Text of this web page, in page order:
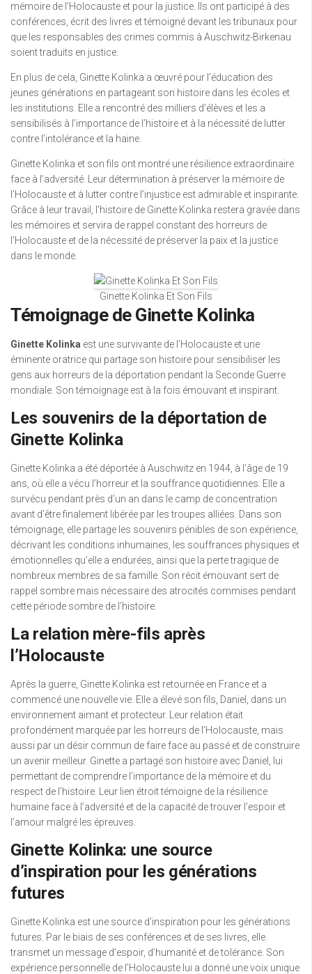
mémoire de l’Holocauste et pour la justice. Ils ont participé à des
conférences, écrit des livres et témoigné devant les tribunaux pour
que les responsables des crimes commis à Auschwitz-Birkenau
soient traduits en justice.
En plus de cela, Ginette Kolinka a œuvré pour l’éducation des
jeunes générations en partageant son histoire dans les écoles et
les institutions. Elle a rencontré des milliers d’élèves et les a
sensibilisés à l’importance de l’histoire et à la nécessité de lutter
contre l’intolérance et la haine.
Ginette Kolinka et son fils ont montré une résilience extraordinaire
face à l’adversité. Leur détermination à préserver la mémoire de
l’Holocauste et à lutter contre l’injustice est admirable et inspirante.
Grâce à leur travail, l’histoire de Ginette Kolinka restera gravée dans
les mémoires et servira de rappel constant des horreurs de
l’Holocauste et de la nécessité de préserver la paix et la justice
dans le monde.
Ginette Kolinka Et Son Fils
Témoignage de Ginette Kolinka
Ginette Kolinka est une survivante de l’Holocauste et une
éminente oratrice qui partage son histoire pour sensibiliser les
gens aux horreurs de la déportation pendant la Seconde Guerre
mondiale. Son témoignage est à la fois émouvant et inspirant.
Les souvenirs de la déportation de
Ginette Kolinka
Ginette Kolinka a été déportée à Auschwitz en 1944, à l’âge de 19
ans, où elle a vécu l’horreur et la souffrance quotidiennes. Elle a
survécu pendant près d’un an dans le camp de concentration
avant d’être finalement libérée par les troupes alliées. Dans son
témoignage, elle partage les souvenirs pénibles de son expérience,
décrivant les conditions inhumaines, les souffrances physiques et
émotionnelles qu’elle a endurées, ainsi que la perte tragique de
nombreux membres de sa famille. Son récit émouvant sert de
rappel sombre mais nécessaire des atrocités commises pendant
cette période sombre de l’histoire.
La relation mère-fils après
l’Holocauste
Après la guerre, Ginette Kolinka est retournée en France et a
commencé une nouvelle vie. Elle a élevé son fils, Daniel, dans un
environnement aimant et protecteur. Leur relation était
profondément marquée par les horreurs de l’Holocauste, mais
aussi par un désir commun de faire face au passé et de construire
un avenir meilleur. Ginette a partagé son histoire avec Daniel, lui
permettant de comprendre l’importance de la mémoire et du
respect de l’histoire. Leur lien étroit témoigne de la résilience
humaine face à l’adversité et de la capacité de trouver l’espoir et
l’amour malgré les épreuves.
Ginette Kolinka: une source
d’inspiration pour les générations
futures
Ginette Kolinka est une source d’inspiration pour les générations
futures. Par le biais de ses conférences et de ses livres, elle
transmet un message d’espoir, d’humanité et de tolérance. Son
expérience personnelle de l’Holocauste lui a donné une voix unique